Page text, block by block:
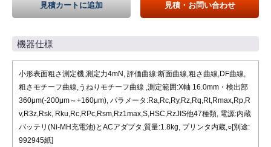
見積カートに追加 見積・お問い合わせ
機器仕様
小形表面粗さ測定機,測定力4mN, 評価曲線:断面曲線,粗さ曲線,DF曲線,
粗さモチーフ曲線,うねりモチーフ曲線 ,測定範囲:X軸 16.0mm・検出部
360μm(-200μm～+160μm), パラメータ:Ra,Rc,Ry,Rz,Rq,Rt,Rmax,Rp,R
v,R3z,Rsk, Rku,Rc,RPc,Rsm,Rz1max,S,HSC,RzJIS他47種類, 電源:内蔵
バッテリ(Ni-MH充電池)とACアダプタ,質量:1.8kg, プリンタ内蔵,○[別途:
992945紙]